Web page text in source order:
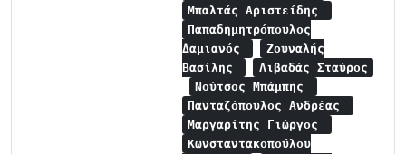
Μπαλτάς Αριστείδης
Παπαδημητρόπουλος
Δαμιανός
Ζουναλής
Βασίλης
Λιβαδάς Σταύρος
Νούτσος Μπάμπης
Πανταζόπουλος Ανδρέας
Μαργαρίτης Γιώργος
Κωνσταντακοπούλου